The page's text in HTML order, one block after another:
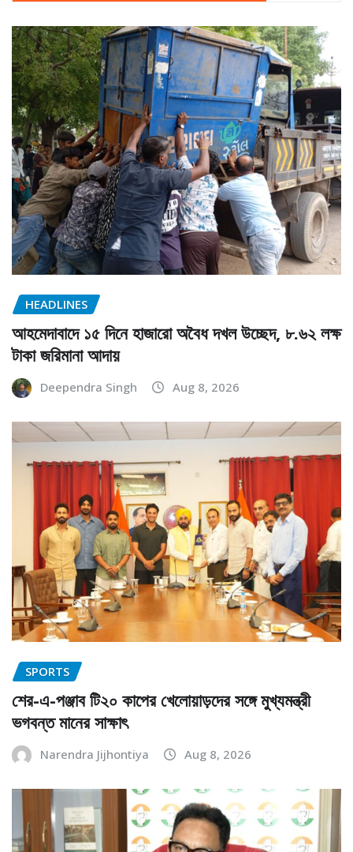
HEADLINES
আহমেদাবাদে ১৫ দিনে হাজারো অবৈধ দখল উচ্ছেদ, ৮.৬২ লক্ষ
টাকা জরিমানা আদায়
Deependra Singh Aug 8, 2026
SPORTS
শের-এ-পঞ্জাব টি২০ কাপের খেলোয়াড়দের সঙ্গে মুখ্যমন্ত্রী
ভগবন্ত মানের সাক্ষাৎ
Narendra Jijhontiya Aug 8, 2026